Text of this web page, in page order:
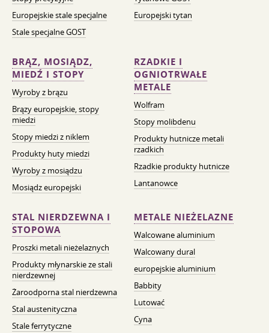
Europejskie stale specjalne
Stale specjalne GOST
Europejski tytan
BRĄZ, MOSIĄDZ,
MIEDŹ I STOPY
Wyroby z brązu
Brązy europejskie, stopy
miedzi
Stopy miedzi z niklem
Produkty huty miedzi
Wyroby z mosiądzu
Mosiądz europejski
RZADKIE I
OGNIOTRWAŁE
METALE
Wolfram
Stopy molibdenu
Produkty hutnicze metali
rzadkich
Rzadkie produkty hutnicze
Lantanowce
STAL NIERDZEWNA I
STOPOWA
Proszki metali nieżelaznych
Produkty młynarskie ze stali
nierdzewnej
Żaroodporna stal nierdzewna
Stal austenityczna
Stale ferrytyczne
METALE NIEŻELAZNE
Walcowane aluminium
Walcowany dural
europejskie aluminium
Babbity
Lutować
Cyna